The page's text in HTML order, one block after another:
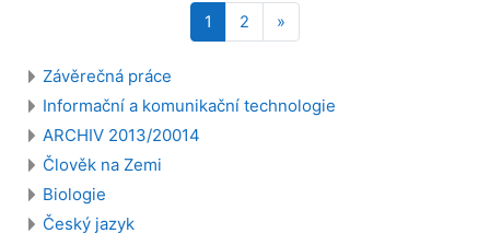
1 Stránka 1
2 Stránka 2
»
Závěrečná práce
Informační a komunikační technologie
ARCHIV 2013/20014
Člověk na Zemi
Biologie
Český jazyk